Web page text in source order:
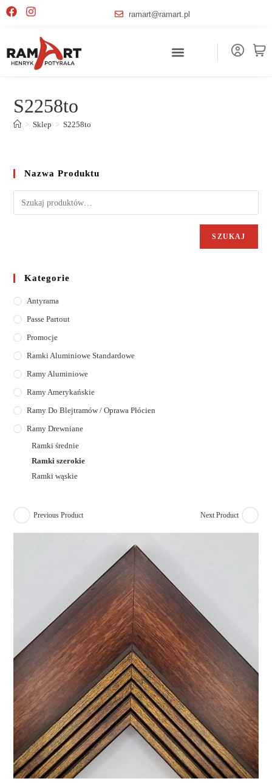
ramart@ramart.pl
S2258to
> Sklep > S2258to
Previous Product Next Product
Nazwa Produktu
SZUKAJ
Kategorie
Antyrama
Passe Partout
Promocje
Ramki Aluminiowe Standardowe
Ramy Aluminiowe
Ramy Amerykańskie
Ramy Do Blejtramów / Oprawa Płócien
Ramy Drewniane
Ramki średnie
Ramki szerokie
Ramki wąskie